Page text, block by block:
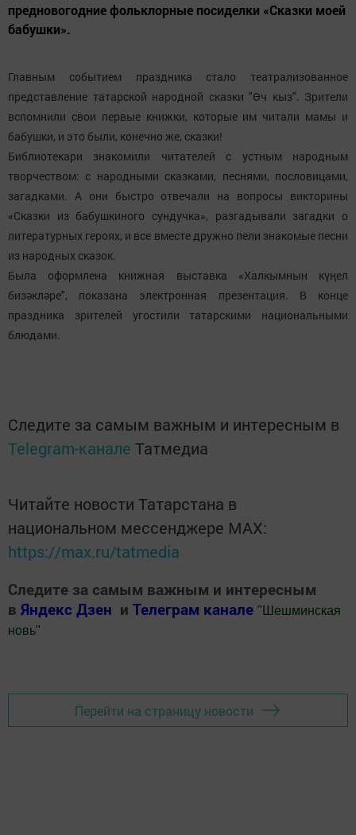
предновогодние фольклорные посиделки «Сказки моей
бабушки».
Главным событием праздника стало театрализованное
представление татарской народной сказки "Өч кыз". Зрители
вспомнили свои первые книжки, которые им читали мамы и
бабушки, и это были, конечно же, сказки!
Библиотекари знакомили читателей с устным народным
творчеством: с народными сказками, песнями, пословицами,
загадками. А они быстро отвечали на вопросы викторины
«Сказки из бабушкиного сундучка», разгадывали загадки о
литературных героях, и все вместе дружно пели знакомые песни
из народных сказок.
Была оформлена книжная выставка «Халкымнын күңел
бизәкләре", показана электронная презентация. В конце
праздника зрителей угостили татарскими национальными
блюдами.
Следите за самым важным и интересным в
Telegram-канале Татмедиа
Читайте новости Татарстана в
национальном мессенджере MАХ:
https://max.ru/tatmedia
Следите за самым важным и интересным
в Яндекс Дзен и Телеграм канале " Шешминская
новь"
Перейти на страницу новости